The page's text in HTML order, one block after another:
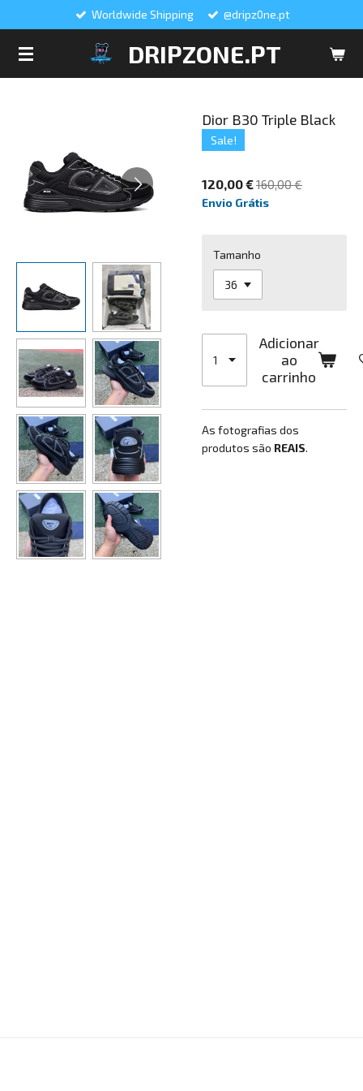
DRIPZONE.PT
Worldwide Shipping @dripz0ne.pt
Dior B30 Triple Black
Sale!
120,00 €160,00 €
Envio Grátis
Tamanho
Adicionar
ao
carrinho
As fotografias dos
produtos são REAIS.